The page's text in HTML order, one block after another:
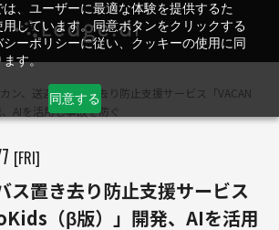
、ユーザーに最適な体験を提供するた
しています。同意ボタンをクリックする
ーポリシーに従い、クッキーの使用に同
ます。
同意する
ン、送迎バス置き去り防止支援サービス「VACAN
AIを活用し事故を防ぐ
7 [FRI]
ス置き去り防止支援サービス
（β版）」開発、AIを活用